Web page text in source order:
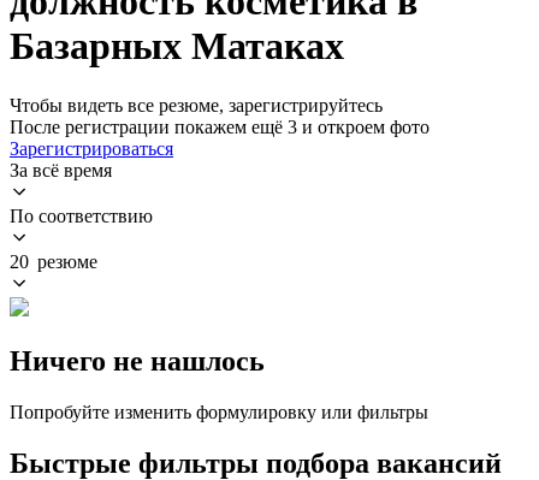
Базарных Матаках
Чтобы видеть все резюме, зарегистрируйтесь
После регистрации покажем ещё 3 и откроем фото
Зарегистрироваться
За всё время
По соответствию
20 резюме
Ничего не нашлось
Попробуйте изменить формулировку или фильтры
Быстрые фильтры подбора вакансий